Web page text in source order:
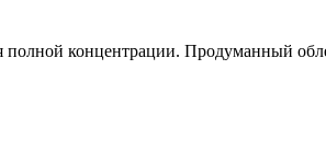
концентрации. Продуманный